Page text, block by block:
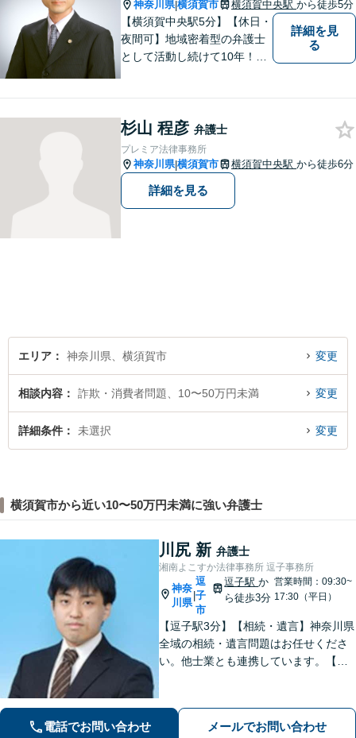
神奈川県|横須賀市 横須賀中央駅 から徒歩5分
【横須賀中央駅5分】【休日・
夜間可】地域密着型の弁護士
として活動し続けて10年！豊
可】【女性弁護士在籍】
詳細を見
る
杉山 程彦 弁護士
プレミア法律事務所
神奈川県|横須賀市 横須賀中央駅 から徒歩6分
詳細を見る
エリア 神奈川県、横須賀市 変更
相談内容 詐欺・消費者問題、10〜50万円未満 変更
詳細条件 未選択 変更
横須賀市から近い10〜50万円未満に強い弁護士
川尻 新 弁護士
湘南よこすか法律事務所 逗子事務所
神奈
川県
|
逗
子
市
逗子駅か
ら徒歩3分
営業時間：09:30~
17:30（平日）
【逗子駅3分】【相続・遺言】神奈川県
全域の相続・遺言問題はお任せくださ
い。他士業とも連携しています。【離
【初回面談無料】【夜間・休日は予約
で対応可】【法テラス可】
電話でお問い合わせ メールでお問い合わせ